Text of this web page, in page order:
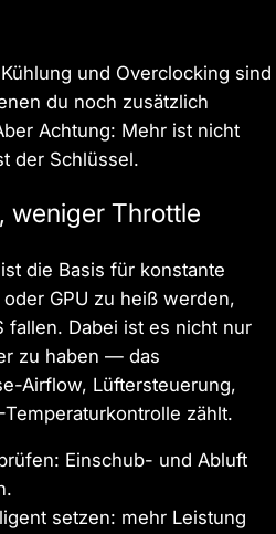
und Overclocking sind
du noch zusätzlich
Achtung: Mehr ist nicht
der Schlüssel.
weniger Throttle
die Basis für konstante
GPU zu heiß werden,
fallen. Dabei ist es nicht nur
zu haben — das
Airflow, Lüftersteuerung,
zählt.
Einschub- und Abluft
setzen: mehr Leistung